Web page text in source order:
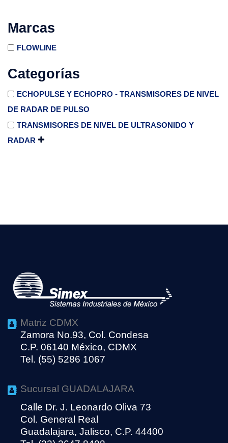
Marcas
FLOWLINE
Categorías
ECHOPULSE Y ECHOPRO - TRANSMISORES DE NIVEL
DE RADAR DE PULSO
TRANSMISORES DE NIVEL DE ULTRASONIDO Y
RADAR
Matriz CDMX
Zamora No.93, Col. Condesa
C.P. 06140 México, CDMX
Tel. (55) 5286 1067
Sucursal GUADALAJARA
Calle Dr. J. Leonardo Oliva 73
Col. General Real
Guadalajara, Jalisco, C.P. 44400